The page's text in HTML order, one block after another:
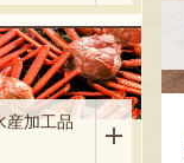
産加工品